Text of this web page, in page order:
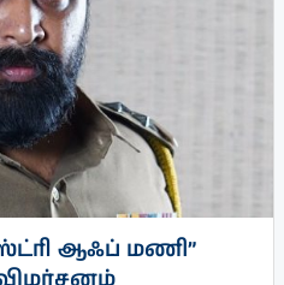
ஆஃப் மணி”